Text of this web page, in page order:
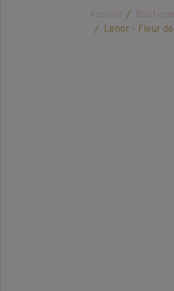
Accueil Boutique
Lenor - Fleur